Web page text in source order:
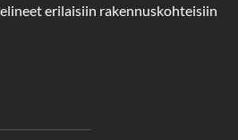
erilaisiin rakennuskohteisiin